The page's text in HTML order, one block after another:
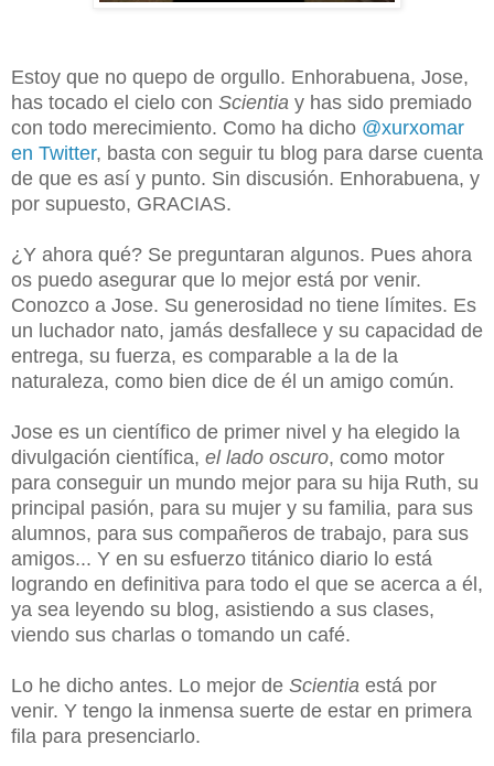
Estoy que no quepo de orgullo. Enhorabuena, Jose,
has tocado el cielo con Scientia y has sido premiado
con todo merecimiento. Como ha dicho @xurxomar
en Twitter, basta con seguir tu blog para darse cuenta
de que es así y punto. Sin discusión. Enhorabuena, y
por supuesto, GRACIAS.
¿Y ahora qué? Se preguntaran algunos. Pues ahora
os puedo asegurar que lo mejor está por venir.
Conozco a Jose. Su generosidad no tiene límites. Es
un luchador nato, jamás desfallece y su capacidad de
entrega, su fuerza, es comparable a la de la
naturaleza, como bien dice de él un amigo común.
Jose es un científico de primer nivel y ha elegido la
divulgación científica, el lado oscuro, como motor
para conseguir un mundo mejor para su hija Ruth, su
principal pasión, para su mujer y su familia, para sus
alumnos, para sus compañeros de trabajo, para sus
amigos... Y en su esfuerzo titánico diario lo está
logrando en definitiva para todo el que se acerca a él,
ya sea leyendo su blog, asistiendo a sus clases,
viendo sus charlas o tomando un café.
Lo he dicho antes. Lo mejor de Scientia está por
venir. Y tengo la inmensa suerte de estar en primera
fila para presenciarlo.